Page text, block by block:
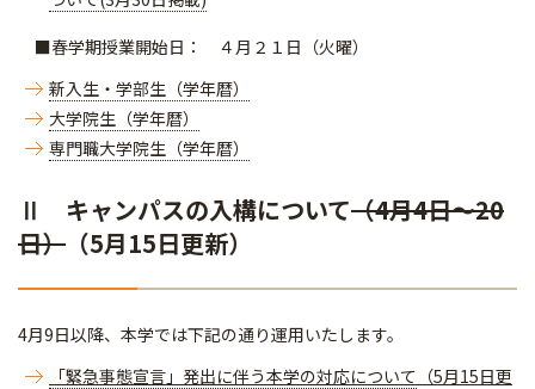
■春学期授業開始日： ４月２１日（火曜）
新入生・学部生（学年暦）
大学院生（学年暦）
専門職大学院生（学年暦）
Ⅱ キャンパスの入構について（4月4日～20
日） （5月15日更新）
4月9日以降、本学では下記の通り運用いたします。
「緊急事態宣言」発出に伴う本学の対応について （5月15日更